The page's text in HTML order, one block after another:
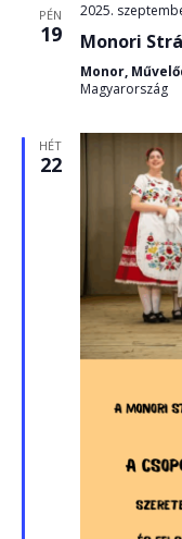
PÉN
19
2025.
Monori
Monor,
Magyarország
HÉT
22